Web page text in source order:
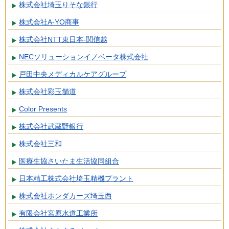
株式会社埼玉りそな銀行
株式会社A-YO商事
株式会社NTT東日本-関信越
NECソリューションイノベータ株式会社
戸田中央メディカルケアグループ
株式会社彩玉舗道
Color Presents
株式会社武蔵野銀行
株式会社三和
医療生協さいたま生活協同組合
日本精工株式会社埼玉精機プラント
株式会社ホンダカーズ埼玉西
有限会社宮原水道工業所